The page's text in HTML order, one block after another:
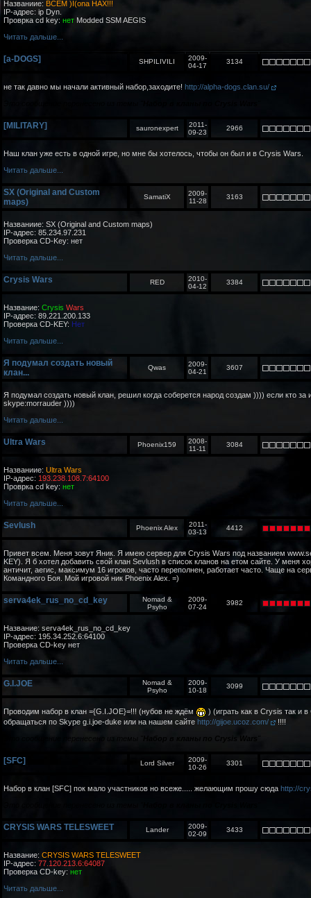
Названиие: BCEM )I(ona HAX!!!
IP-адрес: ip Dyn.
Проврка cd key: нет Modded SSM AEGIS
Читать дальше...
[a-DOGS] SHPILIVILI
2009-
04-17
3134
не так давно мы начали активный набор,заходите! http://alpha-dogs.clan.su/
[MILITARY] sauronexpert
2011-
09-23
2966
Наш клан уже есть в одной игре, но мне бы хотелось, чтобы он был и в Crysis Wars.
Читать дальше...
SX (Original and Custom
maps)
SamatiX
2009-
11-28
3163
Названиие: SX (Original and Custom maps)
IP-адрес: 85.234.97.231
Проверка CD-Key: нет
Читать дальше...
Crysis Wars RED
2010-
04-12
3384
Название: Crysis Wars
IP-адрес: 89.221.200.133
Проверка CD-KEY: Нет
Читать дальше...
Я подумал создать новый
клан...
Qwas
2009-
04-21
3607
Я подумал создать новый клан, решил когда соберется народ создам )))) если кто за
skype:morrauder ))))
Читать дальше...
Ultra Wars Phoenix159
2008-
11-11
3084
Названиие: Ultra Wars
IP-адрес: 193.238.108.7:64100
Проврка cd key: нет
Читать дальше...
Sevlush Phoenix Alex
2011-
03-13
4412
Привет всем. Меня зовут Яник. Я имею сервер для Crysis Wars под названием
KEY). Я б хотел добавить свой клан Sevlush в список кланов на етом сайте. У меня
античит, аегис, максимум 16 игроков, часто переполнен, работает часто. Чаще на
Командного Боя. Мой игровой ник Phoenix Alex. =)
serva4ek_rus_no_cd_key
Nomad &
Psyho
2009-
07-24
3982
Название: serva4ek_rus_no_cd_key
IP-адрес: 195.34.252.6:64100
Проверка CD-key нет
Читать дальше...
G.I.JOE
Nomad &
Psyho
2009-
10-18
3099
Проводим набор в клан ={G.I.JOE}=!!! (нубов не ждём
) (играть как в Crysis так и
обращаться по Skype g.i.joe-duke или на нашем сайте http://gijoe.ucoz.com/
!!!!
Набор в кланы по Crysis Wars
[SFC] Lord Silver
2009-
10-26
3301
Набор в клан [SFC] пок мало участников но всеже..... желающим прошу сюда http://
CRYSIS WARS TELESWEET Lander
2009-
02-09
3433
Название: CRYSIS WARS TELESWEET
IP-адрес: 77.120.213.6:64087
Проверка CD-key: нет
Читать дальше...